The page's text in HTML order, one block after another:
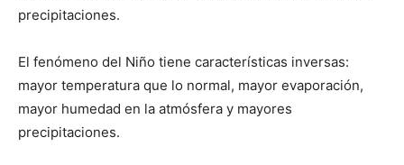
precipitaciones.
El fenómeno del Niño tiene características inversas:
mayor temperatura que lo normal, mayor evaporación,
mayor humedad en la atmósfera y mayores
precipitaciones.